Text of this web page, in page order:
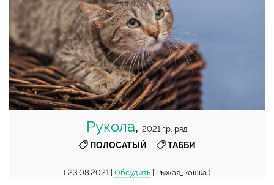
Рукола, 2021 г.р, ряд
ПОЛОСАТЫЙ
ТАББИ
( 23.08.2021 | Обсудить | Рыжая_кошка )